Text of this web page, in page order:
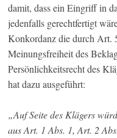
damit, dass ein Eingriff in
jedenfalls gerechtfertigt
Konkordanz die durch Art.
Meinungsfreiheit des
Persönlichkeitsrecht des
hat dazu ausgeführt:
„Auf Seite des Klägers
aus Art. 1 Abs. 1, Art. 2